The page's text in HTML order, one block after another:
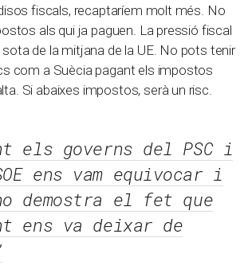
fiscals, recaptaríem molt més. No
als qui ja paguen. La pressió fiscal
de la mitjana de la UE. No pots tenir
com a Suècia pagant els impostos
Si abaixes impostos, serà un risc.
els governs del PSC i
ens vam equivocar i
demostra el fet que
ens va deixar de